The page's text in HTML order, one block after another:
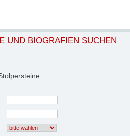
UND BIOGRAFIEN SUCHEN